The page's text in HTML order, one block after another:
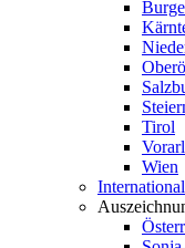
Tirol
Wien
International